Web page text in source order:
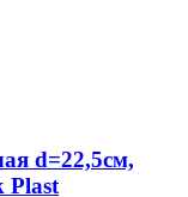
d=22,5см,
Plast